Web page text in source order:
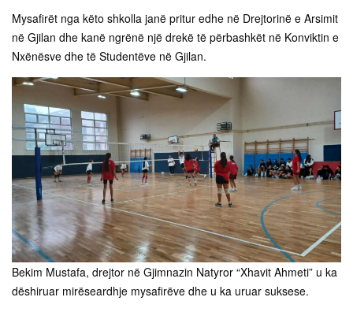
Mysafirët nga këto shkolla janë pritur edhe në Drejtorinë e Arsimit
në Gjilan dhe kanë ngrënë një drekë të përbashkët në Konviktin e
Nxënësve dhe të Studentëve në Gjilan.
Bekim Mustafa, drejtor në Gjimnazin Natyror “Xhavit Ahmeti” u ka
dëshiruar mirëseardhje mysafirëve dhe u ka uruar suksese.